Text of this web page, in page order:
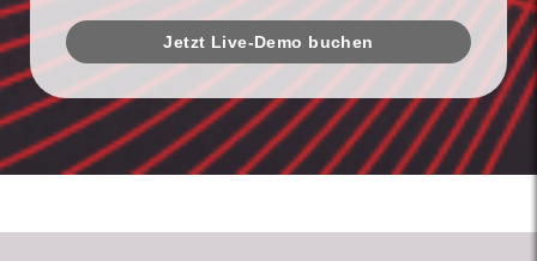
Jetzt Live-Demo buchen